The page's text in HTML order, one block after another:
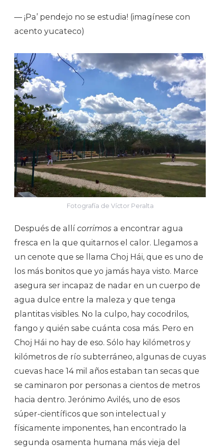
— ¡Pa’ pendejo no se estudia! (imagínese con
acento yucateco)
Fotografía de Víctor Peralta
Después de allí corrimos a encontrar agua
fresca en la que quitarnos el calor. Llegamos a
un cenote que se llama Choj Hái, que es uno de
los más bonitos que yo jamás haya visto. Marce
asegura ser incapaz de nadar en un cuerpo de
agua dulce entre la maleza y que tenga
plantitas visibles. No la culpo, hay cocodrilos,
fango y quién sabe cuánta cosa más. Pero en
Choj Hái no hay de eso. Sólo hay kilómetros y
kilómetros de río subterráneo, algunas de cuyas
cuevas hace 14 mil años estaban tan secas que
se caminaron por personas a cientos de metros
hacia dentro. Jerónimo Avilés, uno de esos
súper-científicos que son intelectual y
físicamente imponentes, han encontrado la
segunda osamenta humana más vieja del